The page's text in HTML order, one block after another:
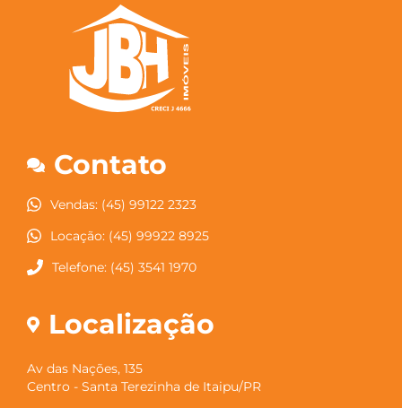
Contato
Vendas: (45) 99122 2323
Locação: (45) 99922 8925
Telefone: (45) 3541 1970
Localização
Av das Nações, 135
Centro - Santa Terezinha de Itaipu/PR